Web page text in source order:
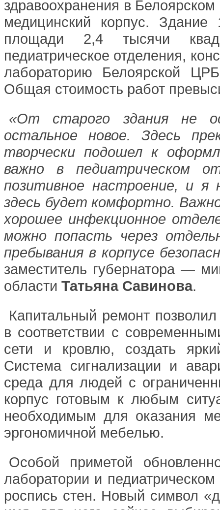
здравоохранения в
медицинский корпус. Здание
площади 2,4 тысячи
педиатрическое отделения,
лабораторию Белоярской
Общая стоимость работ
«От старого здания не
остальное новое. Здесь
творчески подошел к
важно в педиатрическом
позитивное настроение, и
здесь будет комфортно.
хорошее инфекционное
можно попасть через
пребывания в корпусе
заместитель губернатора —
области Татьяна Савинова.
Капитальный ремонт
в соответствии с
сети и кровлю, создать
Система сигнализации и
среда для людей с
корпус готовым к любым
необходимым для оказания
эргономичной мебелью.
Особой приметой
лаборатории и
роспись стен. Новый символ